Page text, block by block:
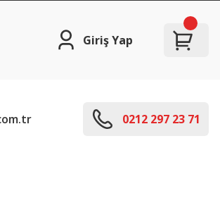
Giriş Yap
0212 297 23 71